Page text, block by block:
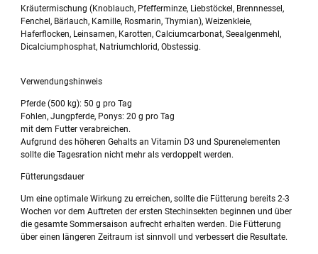
Kräutermischung (Knoblauch, Pfefferminze, Liebstöckel, Brennnessel,
Fenchel, Bärlauch, Kamille, Rosmarin, Thymian), Weizenkleie,
Haferflocken, Leinsamen, Karotten, Calciumcarbonat, Seealgenmehl,
Dicalciumphosphat, Natriumchlorid, Obstessig.
Verwendungshinweis
Pferde (500 kg): 50 g pro Tag
Fohlen, Jungpferde, Ponys: 20 g pro Tag
mit dem Futter verabreichen.
Aufgrund des höheren Gehalts an Vitamin D3 und Spurenelementen
sollte die Tagesration nicht mehr als verdoppelt werden.
Fütterungsdauer
Um eine optimale Wirkung zu erreichen, sollte die Fütterung bereits 2-3
Wochen vor dem Auftreten der ersten Stechinsekten beginnen und über
die gesamte Sommersaison aufrecht erhalten werden. Die Fütterung
über einen längeren Zeitraum ist sinnvoll und verbessert die Resultate.